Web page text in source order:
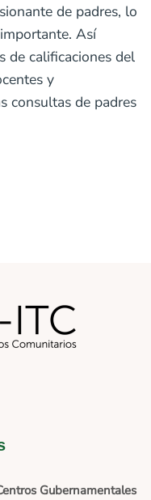
de padres, lo
Así
de calificaciones del
y
consultas de padres
Gubernamentales